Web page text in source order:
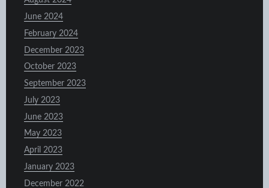
June 2024
February 2024
December 2023
October 2023
September 2023
July 2023
June 2023
May 2023
April 2023
January 2023
December 2022